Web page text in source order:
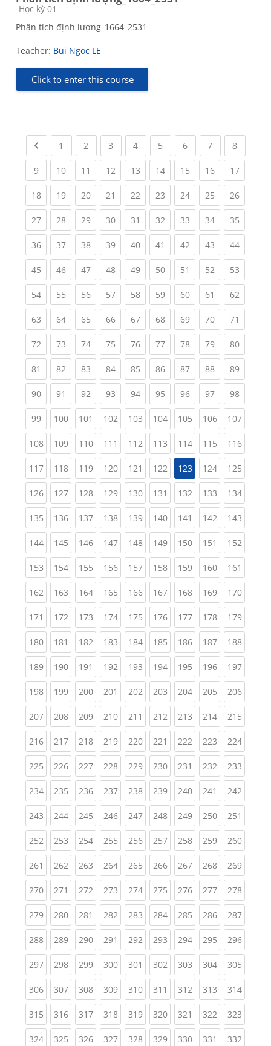
Course category
Học kỳ 01
Phân tích định lượng_1664_2531
Teacher: Bui Ngoc LE
Click to enter this course
Previous page
1 (current)
2 (current)
3 (current)
4(current)
5 (current)
6(current)
7(current)
8(current)
9(current)
10(current)
11 (current)
12(current)
13(current)
14(current)
15(current)
16(current)
17
18(current)
19(current)
20(current)
21 (current)
22(current)
23(current)
24(current)
25(current)
26
27(current)
28(current)
29(current)
30(current)
31 (current)
32(current)
33(current)
34(current)
35
36(current)
37(current)
38(current)
39(current)
40(current)
41 (current)
42(current)
43(current)
44
45(current)
46(current)
47(current)
48(current)
49(current)
50(current)
51 (current)
52(current)
53
54(current)
55(current)
56(current)
57(current)
58(current)
59(current)
60(current)
61 (current)
62
63(current)
64(current)
65(current)
66(current)
67(current)
68(current)
69(current)
70(current)
71
72(current)
73(current)
74(current)
75(current)
76(current)
77(current)
78(current)
79(current)
80
81 (current)
82(current)
83(current)
84(current)
85(current)
86(current)
87(current)
88(current)
89
90(current)
91 (current)
92(current)
93(current)
94(current)
95(current)
96(current)
97(current)
98
99(current)
100(current)
101 (current)
102(current)
103(current)
104(current)
105(current)
106(current)
107
108(current)
109(current)
110(current)
111 (current)
112(current)
113(current)
114(current)
115(current)
116
117(current)
118(current)
119(current)
120(current)
121 (current)
122(current)
123 124(current)
125
126(current)
127(current)
128(current)
129(current)
130(current)
131 (current)
132(current)
133(current)
134
135(current)
136(current)
137(current)
138(current)
139(current)
140(current)
141 (current)
142(current)
143
144(current)
145(current)
146(current)
147(current)
148(current)
149(current)
150(current)
151 (current)
152
153(current)
154(current)
155(current)
156(current)
157(current)
158(current)
159(current)
160(current)
161
162(current)
163(current)
164(current)
165(current)
166(current)
167(current)
168(current)
169(current)
170
171 (current)
172(current)
173(current)
174(current)
175(current)
176(current)
177(current)
178(current)
179
180(current)
181 (current)
182(current)
183(current)
184(current)
185(current)
186(current)
187(current)
188
189(current)
190(current)
191 (current)
192(current)
193(current)
194(current)
195(current)
196(current)
197
198(current)
199(current)
200(current)
201 (current)
202(current)
203(current)
204(current)
205(current)
206
207(current)
208(current)
209(current)
210(current)
211 (current)
212(current)
213(current)
214(current)
215
216(current)
217(current)
218(current)
219(current)
220(current)
221 (current)
222(current)
223(current)
224
225(current)
226(current)
227(current)
228(current)
229(current)
230(current)
231 (current)
232(current)
233
234(current)
235(current)
236(current)
237(current)
238(current)
239(current)
240(current)
241 (current)
242
243(current)
244(current)
245(current)
246(current)
247(current)
248(current)
249(current)
250(current)
251
252(current)
253(current)
254(current)
255(current)
256(current)
257(current)
258(current)
259(current)
260
261 (current)
262(current)
263(current)
264(current)
265(current)
266(current)
267(current)
268(current)
269
270(current)
271 (current)
272(current)
273(current)
274(current)
275(current)
276(current)
277(current)
278
279(current)
280(current)
281 (current)
282(current)
283(current)
284(current)
285(current)
286(current)
287
288(current)
289(current)
290(current)
291 (current)
292(current)
293(current)
294(current)
295(current)
296
297(current)
298(current)
299(current)
300(current)
301 (current)
302(current)
303(current)
304(current)
305
306(current)
307(current)
308(current)
309(current)
310(current)
311 (current)
312(current)
313(current)
314
315(current)
316(current)
317(current)
318(current)
319(current)
320(current)
321 (current)
322(current)
323
324(current)
325(current)
326(current)
327(current)
328(current)
329(current)
330(current)
331 (current)
332